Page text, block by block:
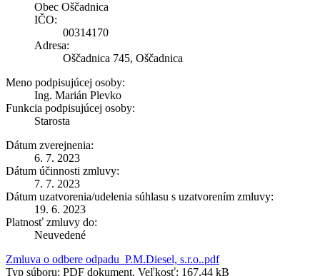
Obec Oščadnica
IČO:
00314170
Adresa:
Oščadnica 745, Oščadnica
Meno podpisujúcej osoby:
Ing. Marián Plevko
Funkcia podpisujúcej osoby:
Starosta
Dátum zverejnenia:
6. 7. 2023
Dátum účinnosti zmluvy:
7. 7. 2023
Dátum uzatvorenia/udelenia súhlasu s uzatvorením zmluvy:
19. 6. 2023
Platnosť zmluvy do:
Neuvedené
Zmluva o odbere odpadu_P.M.Diesel, s.r.o..pdf
Typ súboru: PDF dokument, Veľkosť: 167,44 kB